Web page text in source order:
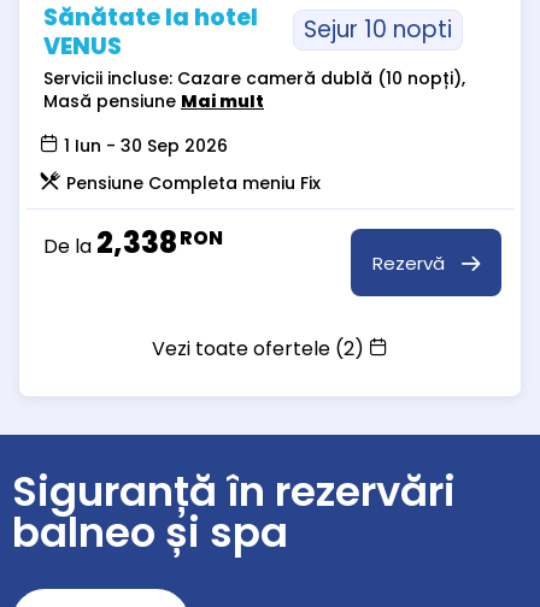
Sănătate la hotel
VENUS
Sejur 10 nopti
Servicii incluse: Cazare cameră dublă (10 nopți),
Masă pensiune Mai mult
1 Iun - 30 Sep 2026
Pensiune Completa meniu Fix
De la 2,338RON
Rezervă
Vezi toate ofertele (2)
Siguranță în rezervări
balneo și spa